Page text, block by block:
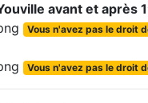
avant et après
Vous n'avez pas le droit
Vous n'avez pas le droit